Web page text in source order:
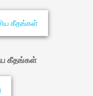
கீதங்கள்